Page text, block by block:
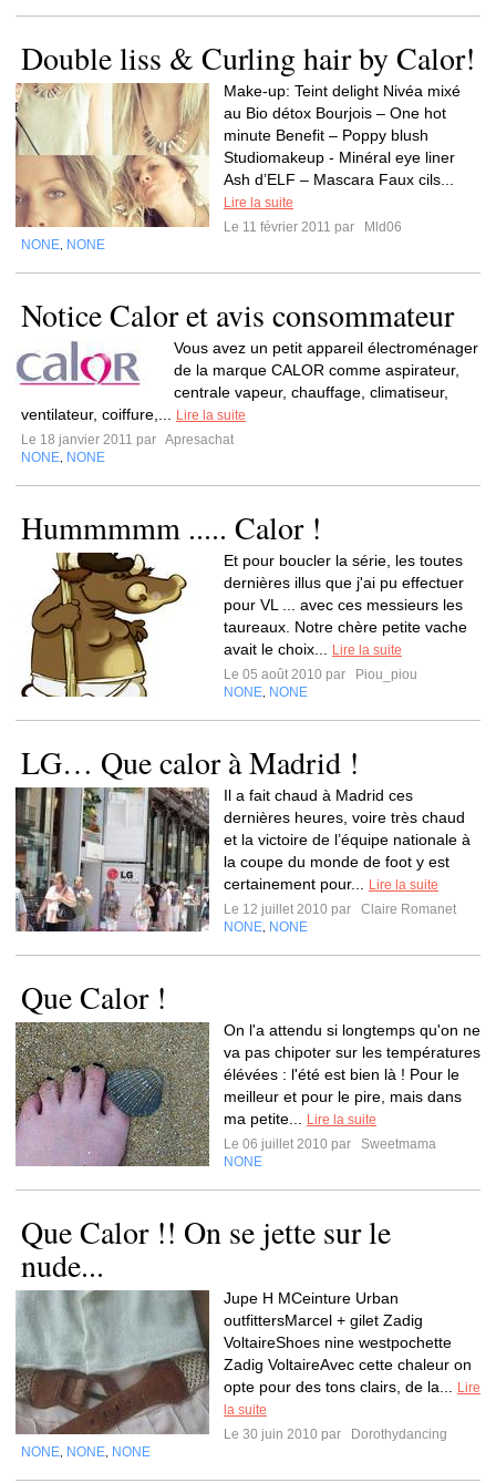
Double liss & Curling hair by Calor!
Make-up: Teint delight Nivéa mixé
au Bio détox Bourjois – One hot
minute Benefit – Poppy blush
Studiomakeup - Minéral eye liner
Ash d’ELF – Mascara Faux cils...
Lire la suite
Le 11 février 2011 par
Mld06
NONE NONE
Notice Calor et avis consommateur
Vous avez un petit appareil électroménager
de la marque CALOR comme aspirateur,
centrale vapeur, chauffage, climatiseur,
ventilateur, coiffure,...
Lire la suite
Le 18 janvier 2011 par Apresachat
NONE NONE
Hummmmm ..... Calor !
Et pour boucler la série, les toutes
dernières illus que j'ai pu effectuer
pour VL ... avec ces messieurs les
taureaux. Notre chère petite vache
avait le choix...
Lire la suite
Le 05 août 2010 par
Piou_piou
NONE NONE
LG… Que calor à Madrid !
Il a fait chaud à Madrid ces
dernières heures, voire très chaud
et la victoire de l’équipe nationale à
la coupe du monde de foot y est
certainement pour...
Lire la suite
Le 12 juillet 2010 par
Claire Romanet
NONE NONE
Que Calor !
On l'a attendu si longtemps qu'on ne
va pas chipoter sur les températures
élévées : l'été est bien là ! Pour le
meilleur et pour le pire, mais dans
ma petite...
Lire la suite
Le 06 juillet 2010 par
Sweetmama
NONE
Que Calor !! On se jette sur le
nude...
Jupe H MCeinture Urban
outfittersMarcel + gilet Zadig
VoltaireShoes nine westpochette
Zadig VoltaireAvec cette chaleur on
opte pour des tons clairs, de la...
Lire
la suite
Le 30 juin 2010 par
Dorothydancing
NONE NONE NONE